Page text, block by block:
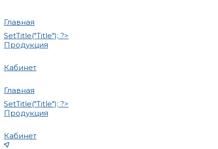
Главная
SetTitle("Title"); ?>
Продукция
Кабинет
Главная
SetTitle("Title"); ?>
Продукция
Кабинет